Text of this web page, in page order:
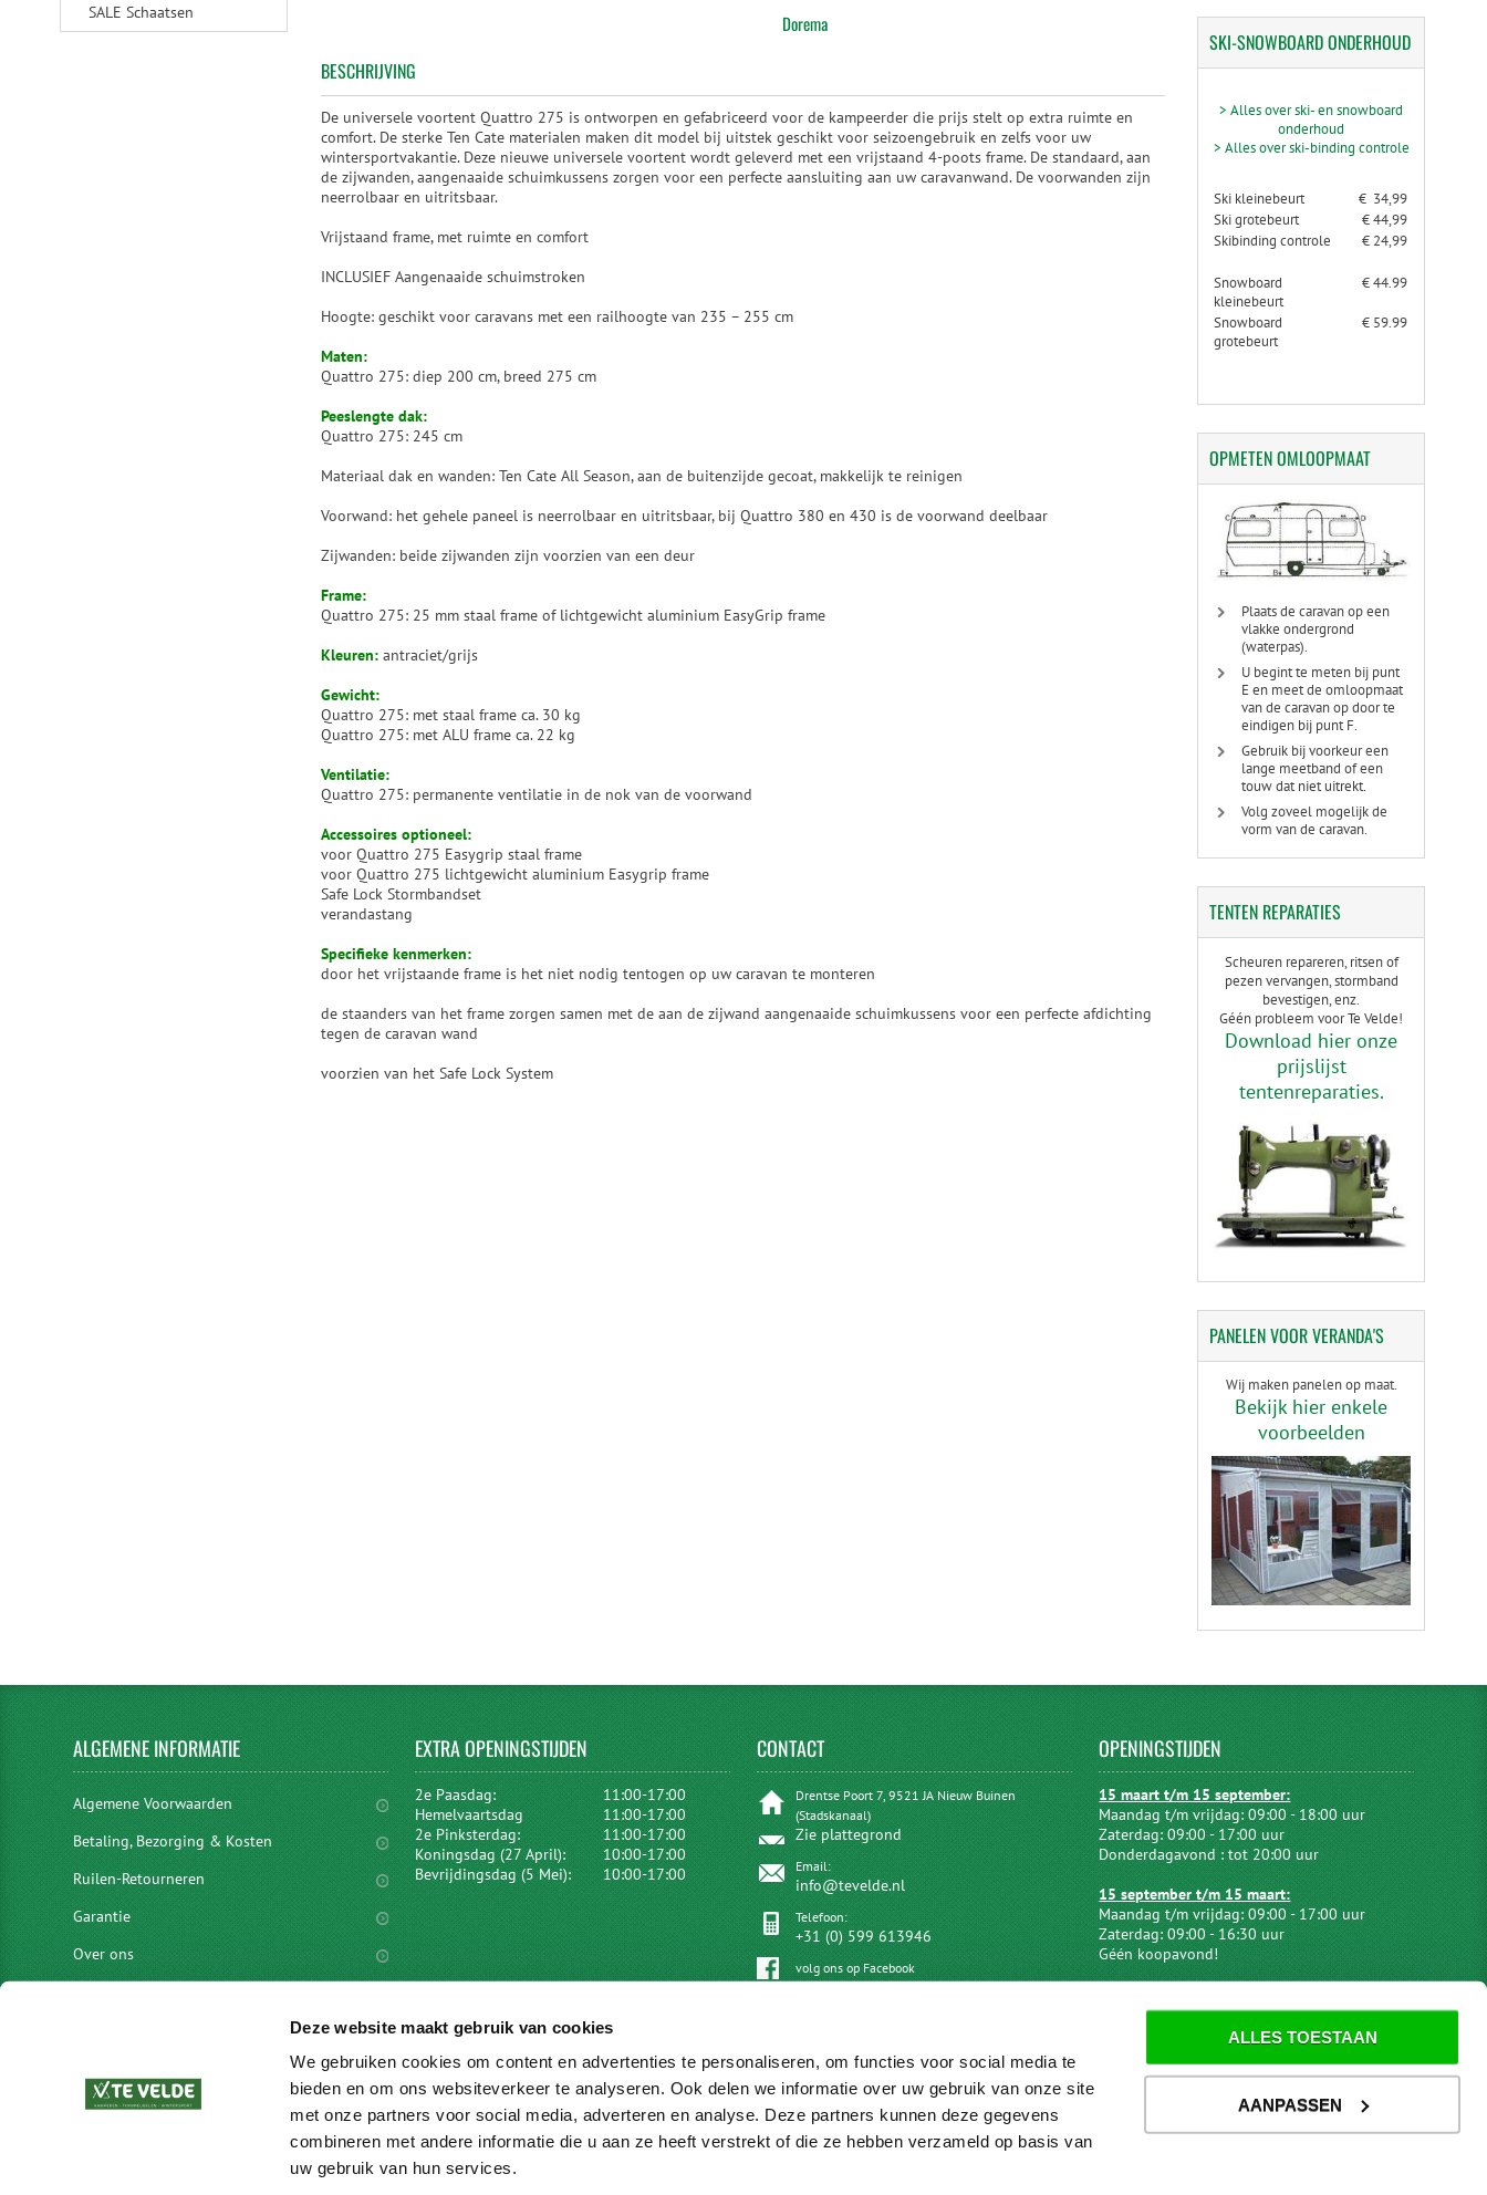
Deze website maakt gebruik van cookies
We gebruiken cookies om content en advertenties te personaliseren, om functies voor social media te
bieden en om ons websiteverkeer te analyseren. Ook delen we informatie over uw gebruik van onze site
met onze partners voor social media, adverteren en analyse. Deze partners kunnen deze gegevens
combineren met andere informatie die u aan ze heeft verstrekt of die ze hebben verzameld op basis van
uw gebruik van hun services.
ALLES TOESTAAN
AANPASSEN
Dorema
BESCHRIJVING
De universele voortent Quattro 275 is ontworpen en gefabriceerd voor de kampeerder die prijs stelt op extra ruimte en
comfort. De sterke Ten Cate materialen maken dit model bij uitstek geschikt voor seizoengebruik en zelfs voor uw
wintersportvakantie. Deze nieuwe universele voortent wordt geleverd met een vrijstaand 4-poots frame. De standaard, aan
de zijwanden, aangenaaide schuimkussens zorgen voor een perfecte aansluiting aan uw caravanwand. De voorwanden zijn
neerrolbaar en uitritsbaar.
Vrijstaand frame, met ruimte en comfort
INCLUSIEF Aangenaaide schuimstroken
Hoogte: geschikt voor caravans met een railhoogte van 235 – 255 cm
Maten:
Quattro 275: diep 200 cm, breed 275 cm
Peeslengte dak:
Quattro 275: 245 cm
Materiaal dak en wanden: Ten Cate All Season, aan de buitenzijde gecoat, makkelijk te reinigen
Voorwand: het gehele paneel is neerrolbaar en uitritsbaar, bij Quattro 380 en 430 is de voorwand deelbaar
Zijwanden: beide zijwanden zijn voorzien van een deur
Frame:
Quattro 275: 25 mm staal frame of lichtgewicht aluminium EasyGrip frame
Kleuren: antraciet/grijs
Gewicht:
Quattro 275: met staal frame ca. 30 kg
Quattro 275: met ALU frame ca. 22 kg
Ventilatie:
Quattro 275: permanente ventilatie in de nok van de voorwand
Accessoires optioneel:
voor Quattro 275 Easygrip staal frame
voor Quattro 275 lichtgewicht aluminium Easygrip frame
Safe Lock Stormbandset
verandastang
Specifieke kenmerken:
door het vrijstaande frame is het niet nodig tentogen op uw caravan te monteren
de staanders van het frame zorgen samen met de aan de zijwand aangenaaide schuimkussens voor een perfecte afdichting
tegen de caravan wand
voorzien van het Safe Lock System
SALE Schaatsen
SKI-SNOWBOARDONDERHOUD
> Alles over ski- en snowboard
onderhoud
> Alles over ski-binding controle
Ski kleinebeurt
€ 34,99
Ski grotebeurt
€ 44,99
Skibinding controle
€ 24,99
Snowboard
kleinebeurt
€ 44.99
Snowboard
grotebeurt
€ 59.99
OPMETENOMLOOPMAAT
Plaats de caravan op een
vlakke ondergrond
(waterpas).
U begint te meten bij punt
E en meet de omloopmaat
van de caravan op door te
eindigen bij punt F.
Gebruik bij voorkeur een
lange meetband of een
touw dat niet uitrekt.
Volg zoveel mogelijk de
vorm van de caravan.
TENTEN REPARATIES
Scheuren repareren, ritsen of
pezen vervangen, stormband
bevestigen, enz.
Géén probleem voor Te Velde!
Download hier onze
prijslijst
tentenreparaties.
PANELENVOOR VERANDA'S
Wij maken panelen op maat.
Bekijk hier enkele
voorbeelden
ALGEMENEINFORMATIE
Algemene Voorwaarden
Betaling, Bezorging & Kosten
Ruilen-Retourneren
Garantie
Over ons
vacatures
EXTRAOPENINGSTIJDEN
2e Paasdag:
11:00-17:00
Hemelvaartsdag
11:00-17:00
2e Pinksterdag:
11:00-17:00
Koningsdag (27 April):
10:00-17:00
Bevrijdingsdag (5 Mei):
10:00-17:00
CONTACT
Drentse Poort 7, 9521 JA Nieuw Buinen
(Stadskanaal)
Zie plattegrond
Email:
info@tevelde.nl
Telefoon:
+31 (0) 599 613946
volg ons op Facebook
OPENINGSTIJDEN
15 maart t/m 15 september:
Maandag t/m vrijdag: 09:00 - 18:00 uur
Zaterdag: 09:00 - 17:00 uur
Donderdagavond : tot 20:00 uur
15 september t/m 15 maart:
Maandag t/m vrijdag: 09:00 - 17:00 uur
Zaterdag: 09:00 - 16:30 uur
Géén koopavond!